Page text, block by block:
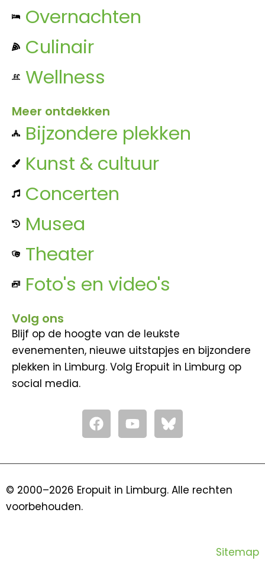
Overnachten
Culinair
Wellness
Meer ontdekken
Bijzondere plekken
Kunst & cultuur
Concerten
Musea
Theater
Foto's en video's
Volg ons
Blijf op de hoogte van de leukste
evenementen, nieuwe uitstapjes en bijzondere
plekken in Limburg. Volg Eropuit in Limburg op
social media.
F
a
c
o
Y
o
u
b
© 2000–2026 Eropuit in Limburg. Alle rechten
voorbehouden.
Sitemap